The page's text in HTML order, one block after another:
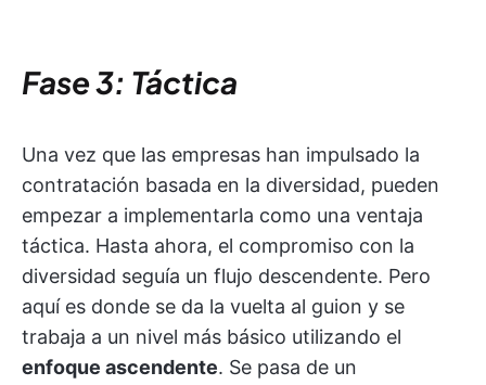
Fase 3: Táctica
Una vez que las empresas han impulsado la
contratación basada en la diversidad, pueden
empezar a implementarla como una ventaja
táctica. Hasta ahora, el compromiso con la
diversidad seguía un flujo descendente. Pero
aquí es donde se da la vuelta al guion y se
trabaja a un nivel más básico utilizando el
enfoque ascendente. Se pasa de un